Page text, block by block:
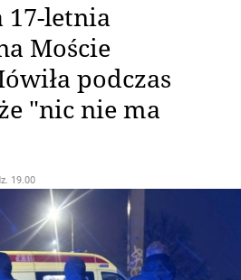
17-letnia
Moście
podczas
"nic nie ma
19.00